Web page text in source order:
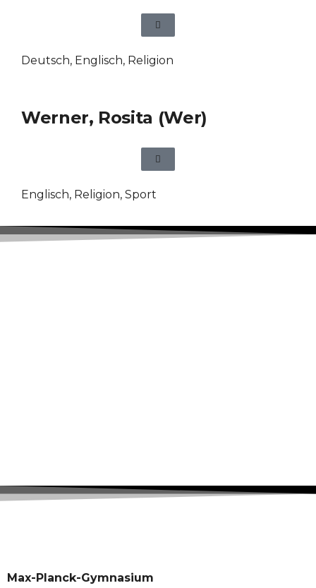
Deutsch, Englisch, Religion
Werner, Rosita (Wer)
Englisch, Religion, Sport
Max-Planck-Gymnasium